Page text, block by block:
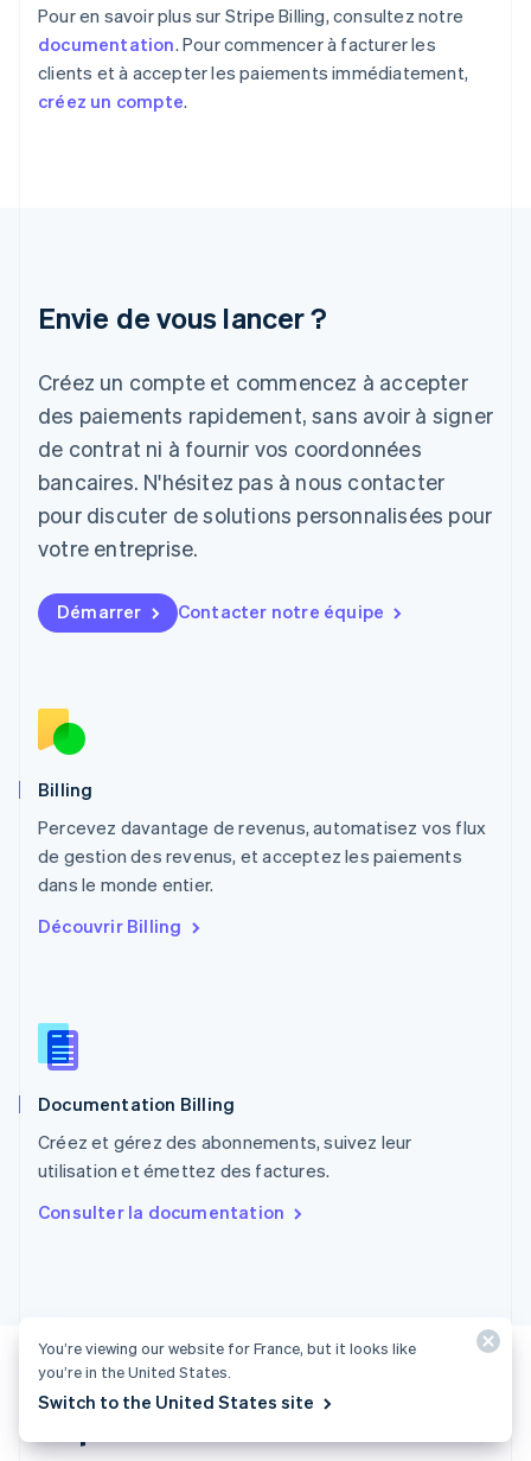
Pour en savoir plus sur Stripe Billing, consultez notre
documentation. Pour commencer à facturer les
clients et à accepter les paiements immédiatement,
créez un compte.
Envie de vous lancer ?
Créez un compte et commencez à accepter
des paiements rapidement, sans avoir à signer
de contrat ni à fournir vos coordonnées
bancaires. N'hésitez pas à nous contacter
pour discuter de solutions personnalisées pour
votre entreprise.
Démarrer Contacter notre équipe
Billing
Percevez davantage de revenus, automatisez vos flux
de gestion des revenus, et acceptez les paiements
dans le monde entier.
Découvrir Billing
Documentation Billing
Créez et gérez des abonnements, suivez leur
utilisation et émettez des factures.
Consulter la documentation
FrançaisEnglish
Gibraltar
English
English
Japon
Lettonie
English
Liechtenstein
DeutschEnglish
Lituanie
Luxembourg
FrançaisDeutschEnglish
English简体中文
Malte
English
Nouvelle-Zélande
English
NederlandsEnglish
Pologne
English
Português English
English
Roumanie
Royaume-Uni
Singapour
English 简体中文
English
Suisse
DeutschFrançaisItaliano
ไทย English
You’re viewing our website for France, but it looks like
you’re in the United States.
Switch to the United States site